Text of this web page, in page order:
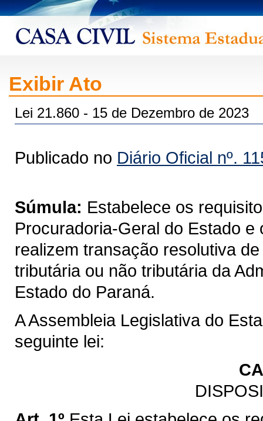
Exibir Ato
Lei 21.860 - 15 de Dezembro de 2023
Publicado no Diário Oficial nº.
Súmula: Estabelece os
Procuradoria-Geral do Estado
realizem transação resolutiva
tributária ou não tributária da
Estado do Paraná.
A Assembleia Legislativa do
seguinte lei: